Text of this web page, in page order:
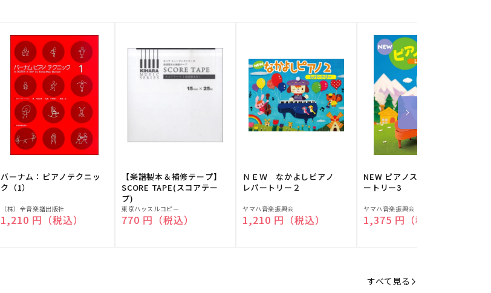
バーナム：ピアノテクニッ
ク（1）
販
売
（株）全音楽譜出版社
通常価格
1,210 円（税込）
【楽譜製本＆補修テープ】
SCORE TAPE(スコアテー
プ)
販
売
東京ハッスルコピー
通常価格
770 円（税込）
ＮＥＷ なかよしピアノ
レパートリー２
販
売
ヤマハ音楽振興会
通常価格
1,210 円（税込）
NEW ピアノスタディ レパ
ートリー3
販
売
ヤマハ音楽振興会
通常価格
1,375 円（税込）
すべて見る